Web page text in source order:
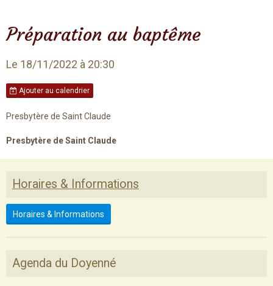
Préparation au baptême
Le 18/11/2022 à 20:30
Ajouter au calendrier
Presbytère de Saint Claude
Presbytère de Saint Claude
Horaires & Informations
Horaires & Informations
Agenda du Doyenné